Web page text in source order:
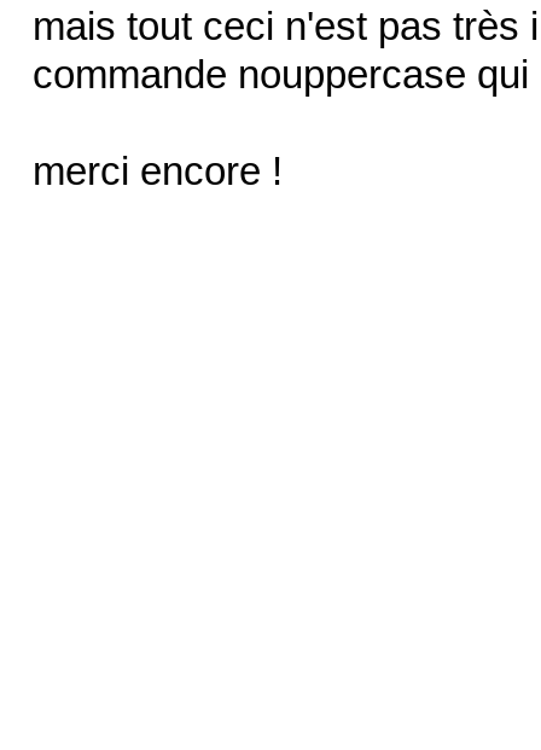
mais tout ceci n'est pas très
commande nouppercase
merci encore !